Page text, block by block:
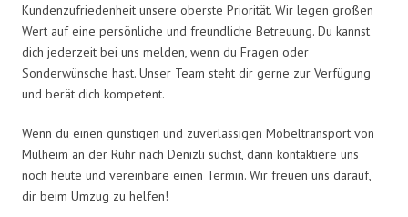
Kundenzufriedenheit unsere oberste Priorität. Wir legen großen
Wert auf eine persönliche und freundliche Betreuung. Du kannst
dich jederzeit bei uns melden, wenn du Fragen oder
Sonderwünsche hast. Unser Team steht dir gerne zur Verfügung
und berät dich kompetent.
Wenn du einen günstigen und zuverlässigen Möbeltransport von
Mülheim an der Ruhr nach Denizli suchst, dann kontaktiere uns
noch heute und vereinbare einen Termin. Wir freuen uns darauf,
dir beim Umzug zu helfen!